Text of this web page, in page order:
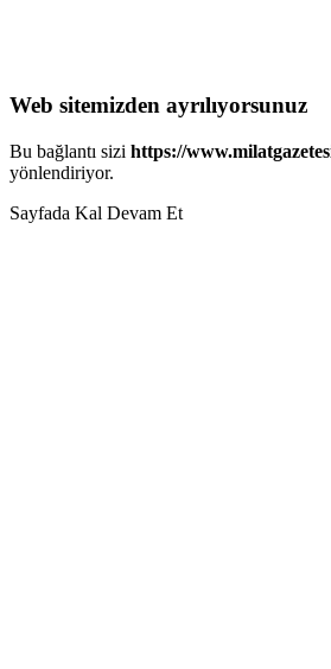
Web sitemizden ayrılıyorsunuz
Bu bağlantı sizi https://
yönlendiriyor.
Sayfada Kal Devam Et